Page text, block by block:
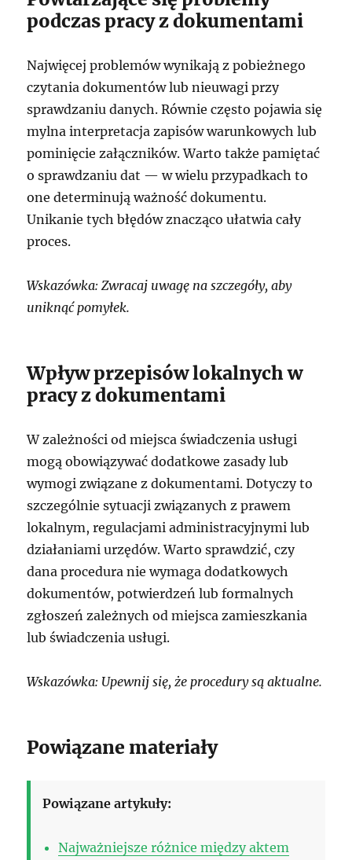
podczas pracy z dokumentami
Najwięcej problemów wynikają z pobieżnego
czytania dokumentów lub nieuwagi przy
sprawdzaniu danych. Równie często pojawia się
mylna interpretacja zapisów warunkowych lub
pominięcie załączników. Warto także pamiętać
o sprawdzaniu dat — w wielu przypadkach to
one determinują ważność dokumentu.
Unikanie tych błędów znacząco ułatwia cały
proces.
Wskazówka: Zwracaj uwagę na szczegóły, aby
uniknąć pomyłek.
Wpływ przepisów lokalnych w
pracy z dokumentami
W zależności od miejsca świadczenia usługi
mogą obowiązywać dodatkowe zasady lub
wymogi związane z dokumentami. Dotyczy to
szczególnie sytuacji związanych z prawem
lokalnym, regulacjami administracyjnymi lub
działaniami urzędów. Warto sprawdzić, czy
dana procedura nie wymaga dodatkowych
dokumentów, potwierdzeń lub formalnych
zgłoszeń zależnych od miejsca zamieszkania
lub świadczenia usługi.
Wskazówka: Upewnij się, że procedury są aktualne.
Powiązane materiały
Powiązane artykuły:
Najważniejsze różnice między aktem